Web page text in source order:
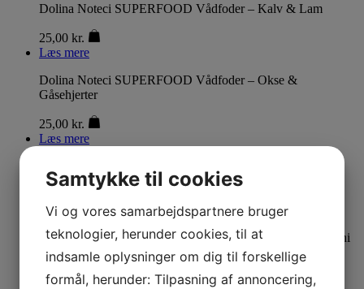
Dolina Noteci SUPERFOOD Vådfoder – Kalv & Lam
25,00 kr.
Læs mere
Dolina Noteci SUPERFOOD Vådfoder – Okse &
Gåsehjerter
25,00 kr.
Læs mere
Læs mere
Dolina noteci Superfood Lufttørret – Kalv & Perlehøne Mini
109,00
Læs mere
Samtykke til cookies
Vi og vores samarbejdspartnere bruger
teknologier, herunder cookies, til at
indsamle oplysninger om dig til forskellige
formål, herunder: Tilpasning af annoncering,